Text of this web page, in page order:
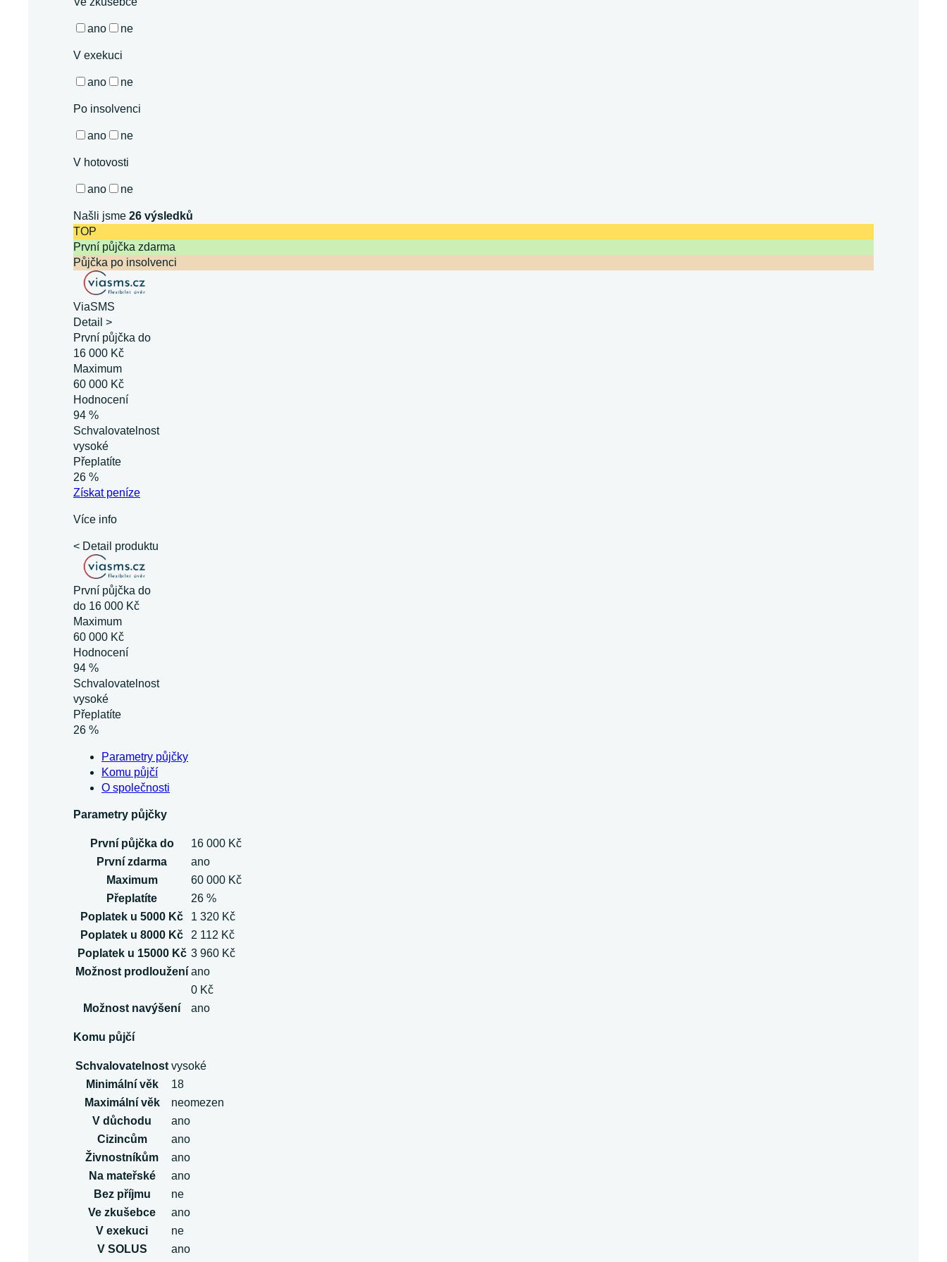
ano ne
V exekuci
ano ne
Po insolvenci
ano ne
V hotovosti
ano ne
Našli jsme 26 výsledků
TOP
První půjčka zdarma
Půjčka po insolvenci
ViaSMS
Detail >
První půjčka do
16 000 Kč
Maximum
60 000 Kč
Hodnocení
94 %
Schvalovatelnost
vysoké
Přeplatíte
26 %
Získatpeníze
Více info
< Detail produktu
První půjčka do
do 16 000 Kč
Maximum
60 000 Kč
Hodnocení
94 %
Schvalovatelnost
vysoké
Přeplatíte
26 %
Parametry půjčky
Komu půjčí
O společnosti
Parametry půjčky
První půjčka do
16 000 Kč
První zdarma
ano
Maximum
60 000 Kč
Přeplatíte
26 %
Poplatek u 5000 Kč
1 320 Kč
Poplatek u 8000 Kč
2 112 Kč
Poplatek u 15000 Kč 3 960 Kč
Možnost prodloužení ano
0 Kč
Možnost navýšení
ano
Komu půjčí
Schvalovatelnost vysoké
Minimální věk
18
Maximální věk
neomezen
V důchodu
ano
Cizincům
ano
Živnostníkům
ano
Na mateřské
ano
Bez příjmu
ne
Ve zkušebce
ano
V exekuci
ne
V SOLUS
ano